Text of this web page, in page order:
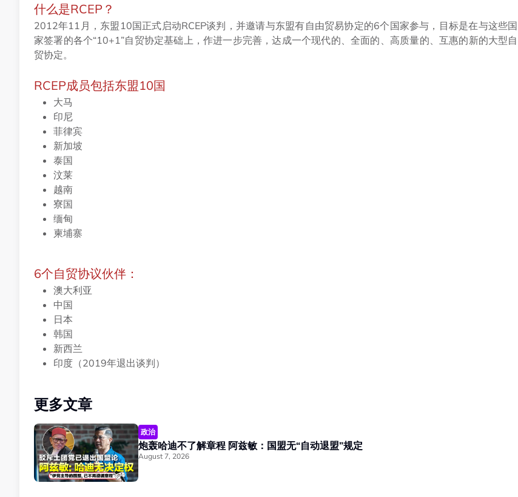
什么是RCEP？
2012年11月，东盟10国正式启动RCEP谈判，并邀请与东盟有自由贸易协定的6个国家参与，目标是在与这些国
家签署的各个“10+1”自贸协定基础上，作进一步完善，达成一个现代的、全面的、高质量的、互惠的新的大型自
贸协定。
RCEP成员包括东盟10国
大马
印尼
菲律宾
新加坡
泰国
汶莱
越南
寮国
缅甸
柬埔寨
6个自贸协议伙伴：
澳大利亚
中国
日本
韩国
新西兰
印度（2019年退出谈判）
更多文章
政治
炮轰哈迪不了解章程 阿兹敏：国盟无“自动退盟”规定
August 7, 2026